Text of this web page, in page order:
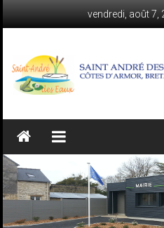
vendredi, août 7,
Saint-
André-
des-
Eaux